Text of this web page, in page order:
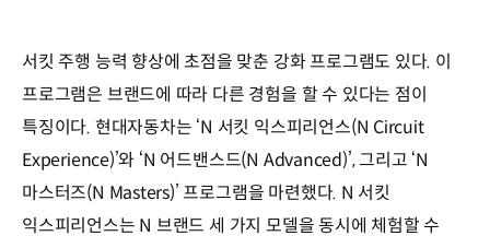
서킷 주행 능력 향상에 초점을 맞춘 강화 프로그램도 있다. 이
프로그램은 브랜드에 따라 다른 경험을 할 수 있다는 점이
특징이다. 현대자동차는 ‘N 서킷 익스피리언스(N Circuit
Experience)’와 ‘N 어드밴스드(N Advanced)’, 그리고 ‘N
마스터즈(N Masters)’ 프로그램을 마련했다. N 서킷
익스피리언스는 N 브랜드 세 가지 모델을 동시에 체험할 수